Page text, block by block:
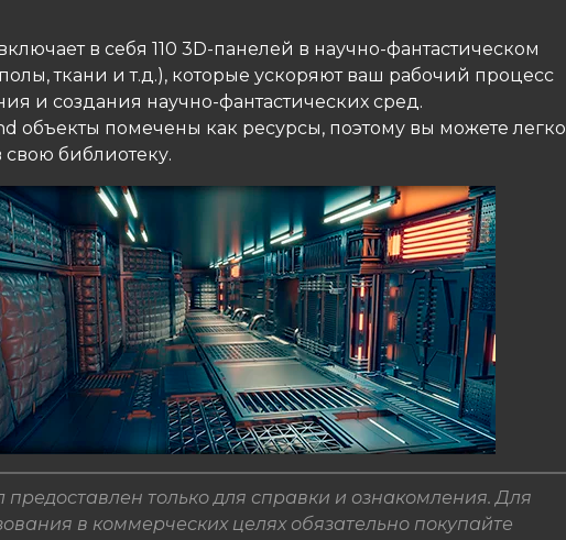
в себя 110 3D-панелей в научно-фантастическом
ткани и т.д.), которые ускоряют ваш рабочий процесс
и создания научно-фантастических сред.
объекты помечены как ресурсы, поэтому вы можете легко
свою библиотеку.
только для справки и ознакомления. Для
в коммерческих целях обязательно покупайте